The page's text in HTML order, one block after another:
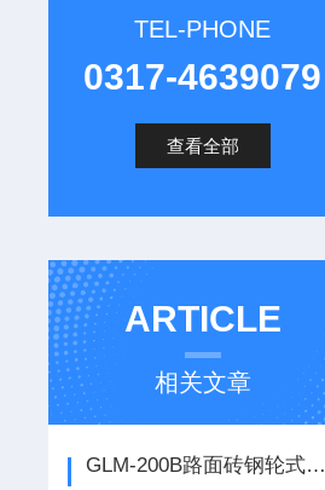
TEL-PHONE
0317-4639079
查看全部
ARTICLE
相关文章
GLM-200B路面砖钢轮式耐磨试验机的使用说明